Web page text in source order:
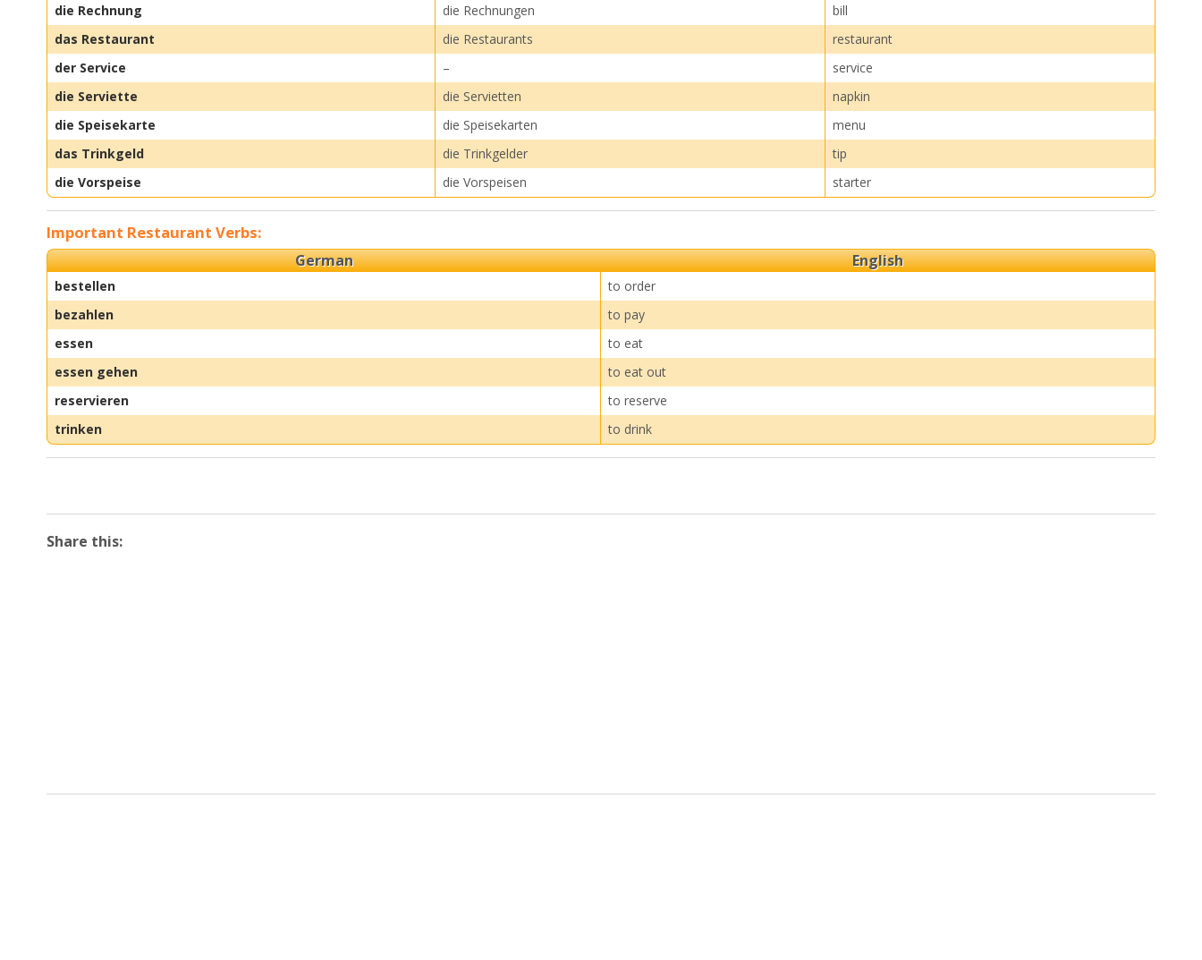
die Rechnung
die Rechnungen
bill
das Restaurant
die Restaurants
restaurant
der Service
–
service
die Serviette
die Servietten
napkin
die Speisekarte
die Speisekarten
menu
das Trinkgeld
die Trinkgelder
tip
die Vorspeise
die Vorspeisen starter
Important Restaurant Verbs:
German English
bestellen
to order
bezahlen
to pay
essen
to eat
essen gehen
to eat out
reservieren
to reserve
trinken
to drink
Share this: